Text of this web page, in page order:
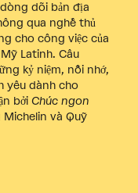
dõi bản địa
qua nghề thủ
cho công việc của
Latinh. Câu
kỷ niệm, nỗi nhớ,
yêu dành cho
bởi Chúc ngon
Michelin và Quỹ